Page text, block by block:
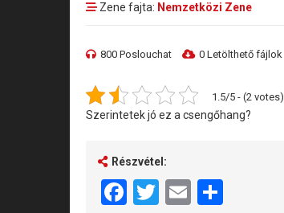
Zene fajta: Nemzetközi Zene
800 Poslouchat 0 Letölthető fájlok
1.5/5 - (2 votes)
Szerintetek jó ez a csengőhang?
Részvétel:
Facebook
Twitter
Email